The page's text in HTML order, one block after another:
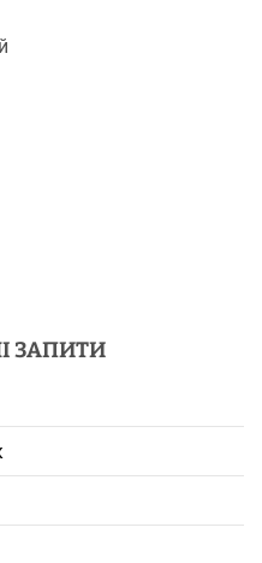
ЗАПИТИ